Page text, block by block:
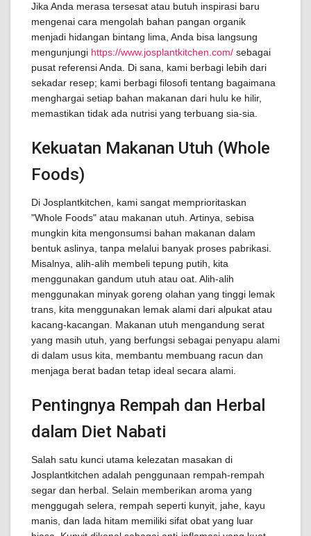
Jika Anda merasa tersesat atau butuh inspirasi baru
mengenai cara mengolah bahan pangan organik
menjadi hidangan bintang lima, Anda bisa langsung
mengunjungi https://www.josplantkitchen.com/ sebagai
pusat referensi Anda. Di sana, kami berbagi lebih dari
sekadar resep; kami berbagi filosofi tentang bagaimana
menghargai setiap bahan makanan dari hulu ke hilir,
memastikan tidak ada nutrisi yang terbuang sia-sia.
Kekuatan Makanan Utuh (Whole
Foods)
Di Josplantkitchen, kami sangat memprioritaskan
"Whole Foods" atau makanan utuh. Artinya, sebisa
mungkin kita mengonsumsi bahan makanan dalam
bentuk aslinya, tanpa melalui banyak proses pabrikasi.
Misalnya, alih-alih membeli tepung putih, kita
menggunakan gandum utuh atau oat. Alih-alih
menggunakan minyak goreng olahan yang tinggi lemak
trans, kita menggunakan lemak alami dari alpukat atau
kacang-kacangan. Makanan utuh mengandung serat
yang masih utuh, yang berfungsi sebagai penyapu alami
di dalam usus kita, membantu membuang racun dan
menjaga berat badan tetap ideal secara alami.
Pentingnya Rempah dan Herbal
dalam Diet Nabati
Salah satu kunci utama kelezatan masakan di
Josplantkitchen adalah penggunaan rempah-rempah
segar dan herbal. Selain memberikan aroma yang
menggugah selera, rempah seperti kunyit, jahe, kayu
manis, dan lada hitam memiliki sifat obat yang luar